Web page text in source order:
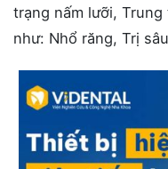
trạng nấm lưỡi,
như: Nhổ răng, Trị